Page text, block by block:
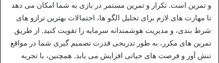
و تمرین است. تکرار و تمرین مستمر در بازی به شما امکان می‌ دهد
تا مهارت‌ های لازم برای تحلیل الگو ها، احتمالات بهترین ترازو های
شرط‌ بندی، و مدیریت هوشمندانه سرمایه را تقویت کنید. از طریق
تمرین‌ های مکرر، به طور تدریجی قدرت تصمیم‌ گیری شما در مواقع
تنش‌ آور و فرصت‌ های حیاتی افزایش می‌ یابد. همچنین، با تجربه‌